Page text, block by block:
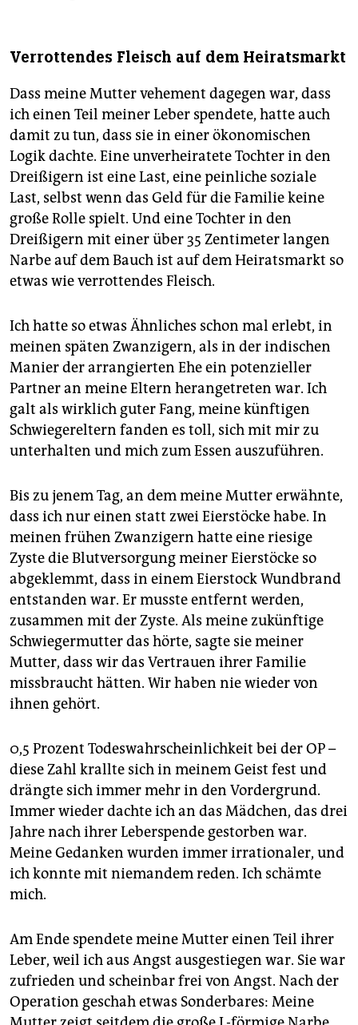
Verrottendes Fleisch auf dem Heiratsmarkt
Dass meine Mutter vehement dagegen war, dass
ich einen Teil meiner Leber spendete, hatte auch
damit zu tun, dass sie in einer ökonomischen
Logik dachte. Eine unverheiratete Tochter in den
Dreißigern ist eine Last, eine peinliche soziale
Last, selbst wenn das Geld für die Familie keine
große Rolle spielt. Und eine Tochter in den
Dreißigern mit einer über 35 Zentimeter langen
Narbe auf dem Bauch ist auf dem Heiratsmarkt so
etwas wie verrottendes Fleisch.
Ich hatte so etwas Ähnliches schon mal erlebt, in
meinen späten Zwanzigern, als in der indischen
Manier der arrangierten Ehe ein potenzieller
Partner an meine Eltern herangetreten war. Ich
galt als wirklich guter Fang, meine künftigen
Schwiegereltern fanden es toll, sich mit mir zu
unterhalten und mich zum Essen auszuführen.
Bis zu jenem Tag, an dem meine Mutter erwähnte,
dass ich nur einen statt zwei Eierstöcke habe. In
meinen frühen Zwanzigern hatte eine riesige
Zyste die Blutversorgung meiner Eierstöcke so
abgeklemmt, dass in einem Eierstock Wundbrand
entstanden war. Er musste entfernt werden,
zusammen mit der Zyste. Als meine zukünftige
Schwiegermutter das hörte, sagte sie meiner
Mutter, dass wir das Vertrauen ihrer Familie
missbraucht hätten. Wir haben nie wieder von
ihnen gehört.
0,5 Prozent Todeswahrscheinlichkeit bei der OP –
diese Zahl krallte sich in meinem Geist fest und
drängte sich immer mehr in den Vordergrund.
Immer wieder dachte ich an das Mädchen, das drei
Jahre nach ihrer Leberspende gestorben war.
Meine Gedanken wurden immer irrationaler, und
ich konnte mit niemandem reden. Ich schämte
mich.
Am Ende spendete meine Mutter einen Teil ihrer
Leber, weil ich aus Angst ausgestiegen war. Sie war
zufrieden und scheinbar frei von Angst. Nach der
Operation geschah etwas Sonderbares: Meine